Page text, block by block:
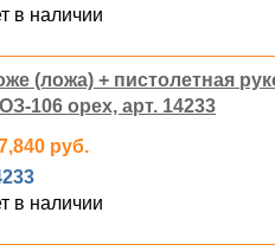
в наличии
(ложа) + пистолетная
106 орех, арт. 14233
руб.
в наличии